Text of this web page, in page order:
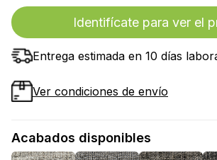
Identifícate para ver el
Entrega estimada en 10 días
Ver condiciones de envío
Acabados disponibles